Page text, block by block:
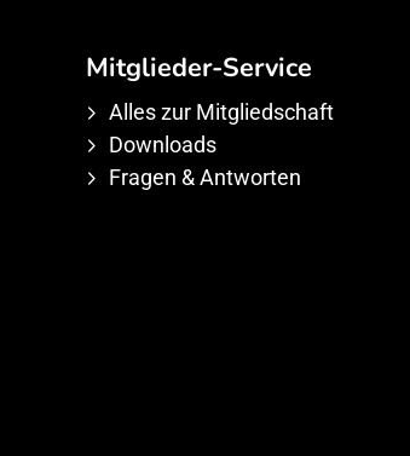
Mitglieder-Service
Alles zur Mitgliedschaft
Downloads
Fragen & Antworten